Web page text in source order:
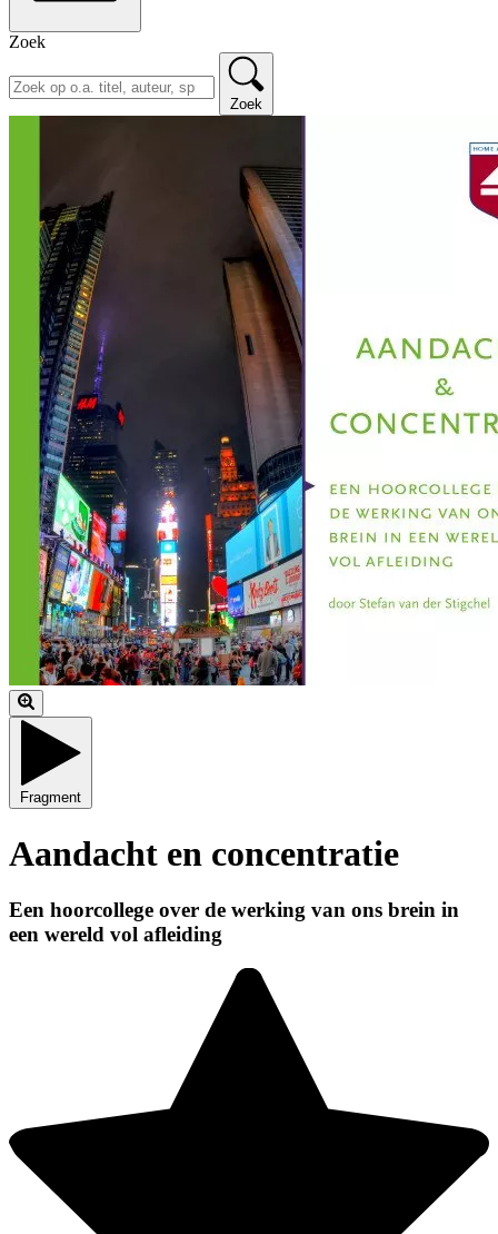
Zoek
Zoek
Fragment
Aandacht en concentratie
Een hoorcollege over de werking van ons brein in
een wereld vol afleiding